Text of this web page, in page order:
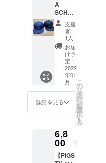
はド
ネー
ション
価格で
設定し
ており
ます）
可能で
す。 も
ちろ
ん、お
気持ち
で構い
ませ
ん。
ん。
ラー：
ブラッ
ク/イエ
ロー/ア
イスグ
リーン
サイ
ズ：
XS/S/M/
L/XL/XX
L ボ
ディ：
printsta
し込み
時に
「上乗
せ支
A
SCHOO
L HiRO
からの
サポー
トアイ
テム。
B.T.A.S
RADIO
キャッ
プ！
支援
者：
1人
お届
け予
定：
2022
年01
月
詳細を見る
こ
の
リ
タ
ー
ン
を
選
択
す
る
6,8
00 円
【PIGS